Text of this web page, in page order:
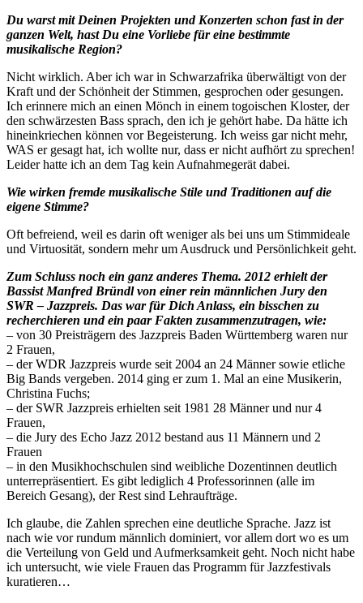
Du warst mit Deinen Projekten und Konzerten schon fast in der
ganzen Welt, hast Du eine Vorliebe für eine bestimmte
musikalische Region?
Nicht wirklich. Aber ich war in Schwarzafrika überwältigt von der
Kraft und der Schönheit der Stimmen, gesprochen oder gesungen.
Ich erinnere mich an einen Mönch in einem togoischen Kloster, der
den schwärzesten Bass sprach, den ich je gehört habe. Da hätte ich
hineinkriechen können vor Begeisterung. Ich weiss gar nicht mehr,
WAS er gesagt hat, ich wollte nur, dass er nicht aufhört zu sprechen!
Leider hatte ich an dem Tag kein Aufnahmegerät dabei.
Wie wirken fremde musikalische Stile und Traditionen auf die
eigene Stimme?
Oft befreiend, weil es darin oft weniger als bei uns um Stimmideale
und Virtuosität, sondern mehr um Ausdruck und Persönlichkeit geht.
Zum Schluss noch ein ganz anderes Thema. 2012 erhielt der
Bassist Manfred Bründl von einer rein männlichen Jury den
SWR – Jazzpreis. Das war für Dich Anlass, ein bisschen zu
recherchieren und ein paar Fakten zusammenzutragen, wie:
– von 30 Preisträgern des Jazzpreis Baden Württemberg waren nur
2 Frauen,
– der WDR Jazzpreis wurde seit 2004 an 24 Männer sowie etliche
Big Bands vergeben. 2014 ging er zum 1. Mal an eine Musikerin,
Christina Fuchs;
– der SWR Jazzpreis erhielten seit 1981 28 Männer und nur 4
Frauen,
– die Jury des Echo Jazz 2012 bestand aus 11 Männern und 2
Frauen
– in den Musikhochschulen sind weibliche Dozentinnen deutlich
unterrepräsentiert. Es gibt lediglich 4 Professorinnen (alle im
Bereich Gesang), der Rest sind Lehraufträge.
Ich glaube, die Zahlen sprechen eine deutliche Sprache. Jazz ist
nach wie vor rundum männlich dominiert, vor allem dort wo es um
die Verteilung von Geld und Aufmerksamkeit geht. Noch nicht habe
ich untersucht, wie viele Frauen das Programm für Jazzfestivals
kuratieren…